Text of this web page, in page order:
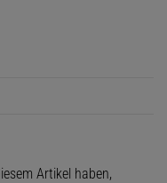
Artikel haben,